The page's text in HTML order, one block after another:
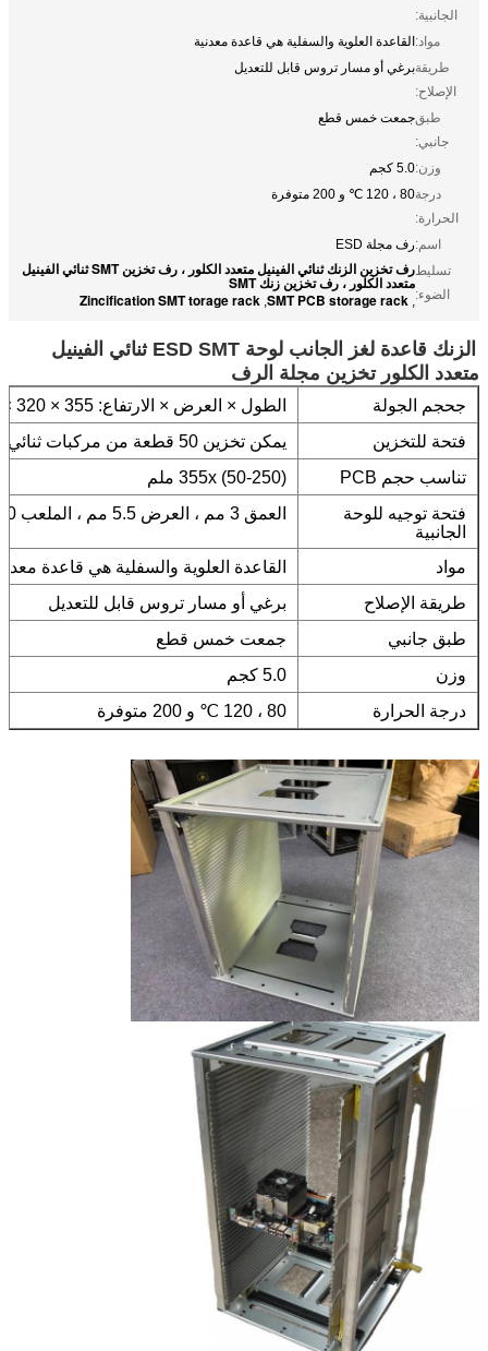
الجانبية:
مواد:القاعدة العلوية والسفلية هي قاعدة معدنية
طريقة
الإصلاح:
برغي أو مسار تروس قابل للتعديل
طبق
جانبي:
جمعت خمس قطع
وزن:5.0 كجم
درجة
الحرارة:
80 ، 120 ℃ و 200 متوفرة
اسم:رف مجلة ESD
تسليط
الضوء:
رف تخزين الزنك ثنائي الفينيل متعدد الكلور ، رف تخزين SMT ثنائي الفينيل
متعدد الكلور ، رف تخزين زنك SMT
,
SMT PCB storage rack
,
Zincification SMT torage rack
الزنك قاعدة لغز الجانب لوحة ESD SMT ثنائي الفينيل
متعدد الكلور تخزين مجلة الرف
جحجم الجولة
الطول × العرض × الارتفاع: 355 × 320 × 563
فتحة للتخزين
يمكن تخزين 50 قطعة من مركبات ثنائي الفينيل متعدد الكلور
تناسب حجم PCB
355x (50-250) ملم
فتحة توجيه للوحة
الجانبية
العمق 3 مم ، العرض 5.5 مم ، الملعب 10 مم
مواد
القاعدة العلوية والسفلية هي قاعدة
طريقة الإصلاح
برغي أو مسار تروس قابل للتعديل
طبق جانبي
جمعت خمس قطع
وزن
5.0 كجم
درجة الحرارة
80 ، 120 ℃ و 200 متوفرة